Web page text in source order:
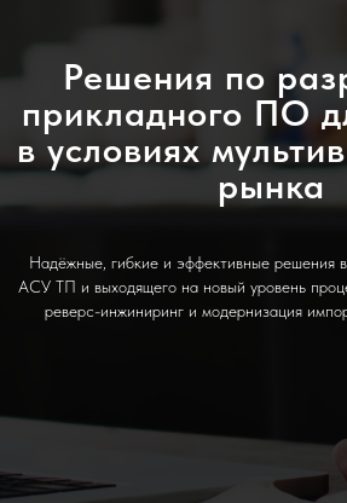
Решения по
прикладного ПО
в условиях
рынка
Надёжные, гибкие и эффективные решения в
АСУ ТП и выходящего на новый уровень
реверс-инжиниринг и модернизация